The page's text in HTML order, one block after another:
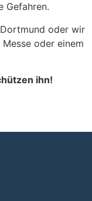
Gefahren.
oder wir
oder einem
ihn!